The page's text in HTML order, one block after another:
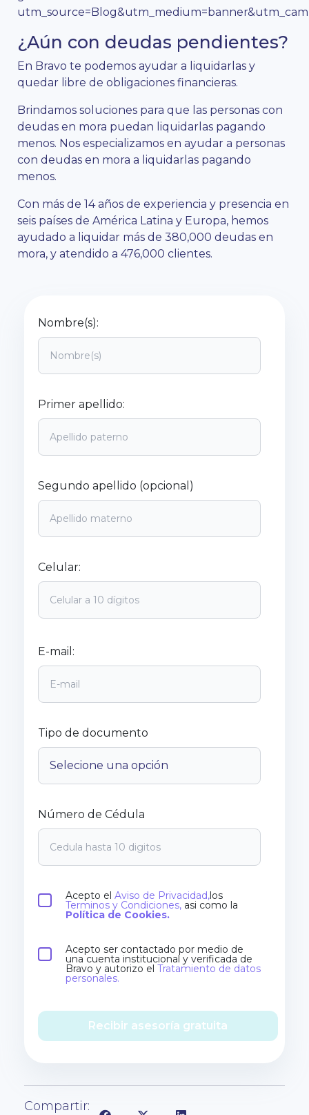
¿Aún con deudas pendientes?
En Bravo te podemos ayudar a liquidarlas y
quedar libre de obligaciones financieras.
Brindamos soluciones para que las personas con
deudas en mora puedan liquidarlas pagando
menos. Nos especializamos en ayudar a personas
con deudas en mora a liquidarlas pagando
menos.
Con más de 14 años de experiencia y presencia en
seis países de América Latina y Europa, hemos
ayudado a liquidar más de 380,000 deudas en
mora, y atendido a 476,000 clientes.
Nombre(s):
Primer apellido:
Segundo apellido (opcional)
Celular:
E-mail:
Tipo de documento
Número de Cédula
Acepto el Aviso de Privacidad,los
Terminos y Condiciones, asi como la
Política de Cookies.
Acepto ser contactado por medio de
una cuenta institucional y verificada de
Bravo y autorizo el Tratamiento de datos
personales.
Recibir asesoría gratuita
Compartir: